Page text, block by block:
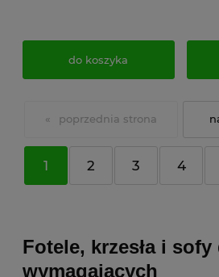
do koszyka
«
1 2 3 4
Fotele, krzesła i sofy
wymagających